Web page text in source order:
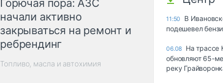
Горючая пора: АЗС
начали активно
закрываться на ремонт и
ребрендинг
Топливо, масла и автохимия
11:50
В
подешевел
06.08 На трассе
обновляют 65-
реку